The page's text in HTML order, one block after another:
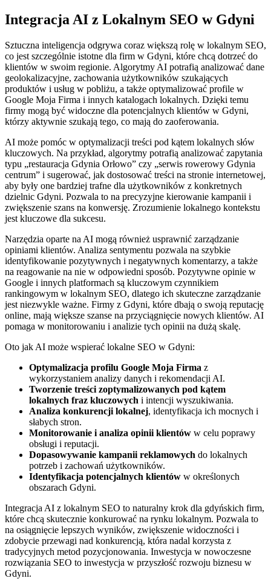
Integracja AI z Lokalnym SEO w Gdyni
Sztuczna inteligencja odgrywa coraz większą rolę w lokalnym SEO,
co jest szczególnie istotne dla firm w Gdyni, które chcą dotrzeć do
klientów w swoim regionie. Algorytmy AI potrafią analizować dane
geolokalizacyjne, zachowania użytkowników szukających
produktów i usług w pobliżu, a także optymalizować profile w
Google Moja Firma i innych katalogach lokalnych. Dzięki temu
firmy mogą być widoczne dla potencjalnych klientów w Gdyni,
którzy aktywnie szukają tego, co mają do zaoferowania.
AI może pomóc w optymalizacji treści pod kątem lokalnych słów
kluczowych. Na przykład, algorytmy potrafią analizować zapytania
typu „restauracja Gdynia Orłowo” czy „serwis rowerowy Gdynia
centrum” i sugerować, jak dostosować treści na stronie internetowej,
aby były one bardziej trafne dla użytkowników z konkretnych
dzielnic Gdyni. Pozwala to na precyzyjne kierowanie kampanii i
zwiększenie szans na konwersję. Zrozumienie lokalnego kontekstu
jest kluczowe dla sukcesu.
Narzędzia oparte na AI mogą również usprawnić zarządzanie
opiniami klientów. Analiza sentymentu pozwala na szybkie
identyfikowanie pozytywnych i negatywnych komentarzy, a także
na reagowanie na nie w odpowiedni sposób. Pozytywne opinie w
Google i innych platformach są kluczowym czynnikiem
rankingowym w lokalnym SEO, dlatego ich skuteczne zarządzanie
jest niezwykle ważne. Firmy z Gdyni, które dbają o swoją reputację
online, mają większe szanse na przyciągnięcie nowych klientów. AI
pomaga w monitorowaniu i analizie tych opinii na dużą skalę.
Oto jak AI może wspierać lokalne SEO w Gdyni:
Optymalizacja profilu Google Moja Firma z
wykorzystaniem analizy danych i rekomendacji AI.
Tworzenie treści zoptymalizowanych pod kątem
lokalnych fraz kluczowych i intencji wyszukiwania.
Analiza konkurencji lokalnej, identyfikacja ich mocnych i
słabych stron.
Monitorowanie i analiza opinii klientów w celu poprawy
obsługi i reputacji.
Dopasowywanie kampanii reklamowych do lokalnych
potrzeb i zachowań użytkowników.
Identyfikacja potencjalnych klientów w określonych
obszarach Gdyni.
Integracja AI z lokalnym SEO to naturalny krok dla gdyńskich firm,
które chcą skutecznie konkurować na rynku lokalnym. Pozwala to
na osiągnięcie lepszych wyników, zwiększenie widoczności i
zdobycie przewagi nad konkurencją, która nadal korzysta z
tradycyjnych metod pozycjonowania. Inwestycja w nowoczesne
rozwiązania SEO to inwestycja w przyszłość rozwoju biznesu w
Gdyni.